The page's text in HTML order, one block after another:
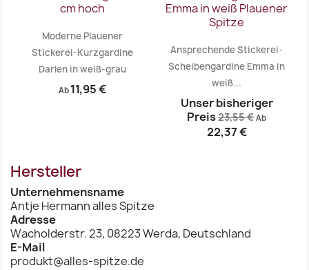
Moderne Plauener
Stickerei-Kurzgardine
Darlen in weiß-grau
Ab 11,95 €
Ansprechende Stickerei-
Scheibengardine Emma in
weiß...
Unser bisheriger
Preis23,55 € Ab
22,37 €
Hersteller
Unternehmensname
Antje Hermann alles Spitze
Adresse
Wacholderstr. 23, 08223 Werda, Deutschland
E-Mail
produkt@alles-spitze.de